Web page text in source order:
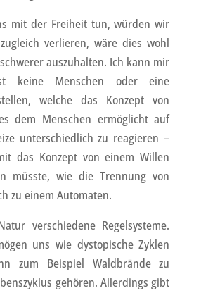
mit der Freiheit tun, würden wir
verlieren, wäre dies wohl
auszuhalten. Ich kann mir
keine Menschen oder eine
welche das Konzept von
dem Menschen ermöglicht auf
unterschiedlich zu reagieren –
das Konzept von einem Willen
müsste, wie die Trennung von
zu einem Automaten.
verschiedene Regelsysteme.
uns wie dystopische Zyklen
zum Beispiel Waldbrände zu
gehören. Allerdings gibt